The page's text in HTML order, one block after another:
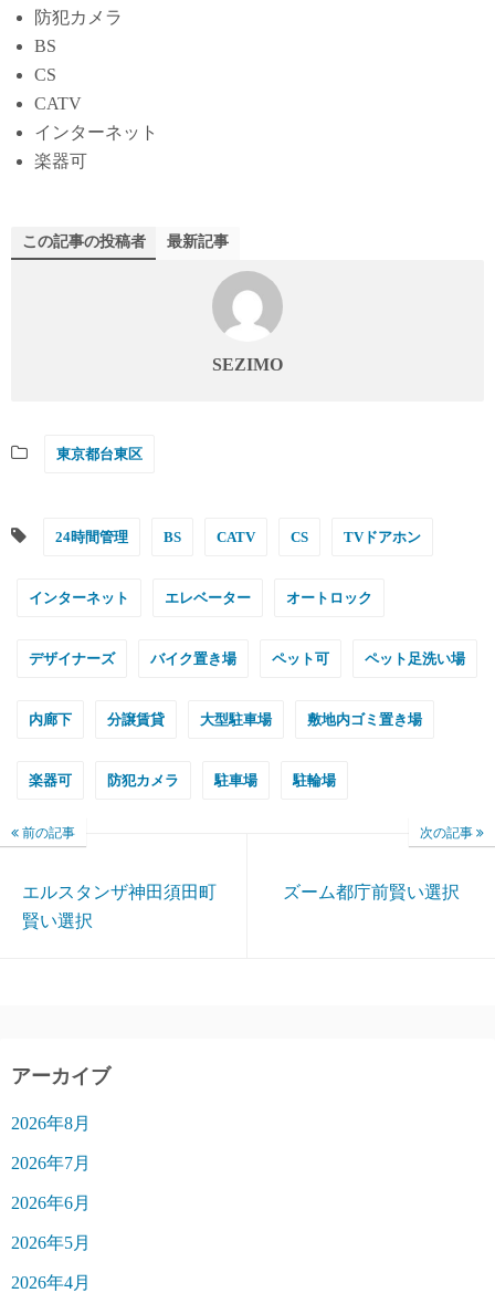
防犯カメラ
BS
CS
CATV
インターネット
楽器可
この記事の投稿者 最新記事
SEZIMO
東京都台東区
24時間管理 BS CATV CS TVドアホン
インターネット エレベーター オートロック
デザイナーズ バイク置き場 ペット可 ペット足洗い場
内廊下 分譲賃貸 大型駐車場 敷地内ゴミ置き場
楽器可 防犯カメラ 駐車場 駐輪場
前の記事
エルスタンザ神田須田町
賢い選択
次の記事
ズーム都庁前賢い選択
アーカイブ
2026年8月
2026年7月
2026年6月
2026年5月
2026年4月